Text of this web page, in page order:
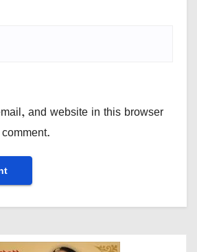
and website in this browser